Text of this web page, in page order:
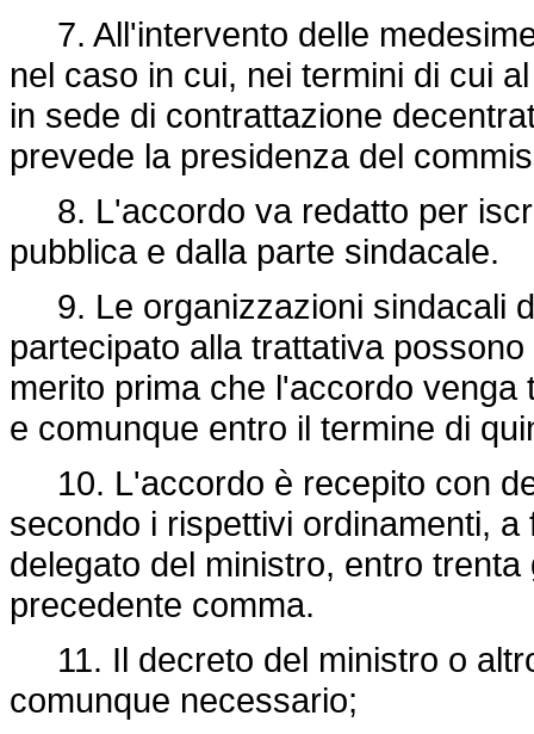
7. All'intervento delle
nel caso in cui, nei termini di cui
in sede di contrattazione
prevede la presidenza del
8. L'accordo va redatto per
pubblica e dalla parte sindacale.
9. Le organizzazioni sindacali
partecipato alla trattativa
merito prima che l'accordo
e comunque entro il termine di
10. L'accordo è recepito con
secondo i rispettivi ordinamenti,
delegato del ministro, entro
precedente comma.
11. Il decreto del ministro o
comunque necessario;